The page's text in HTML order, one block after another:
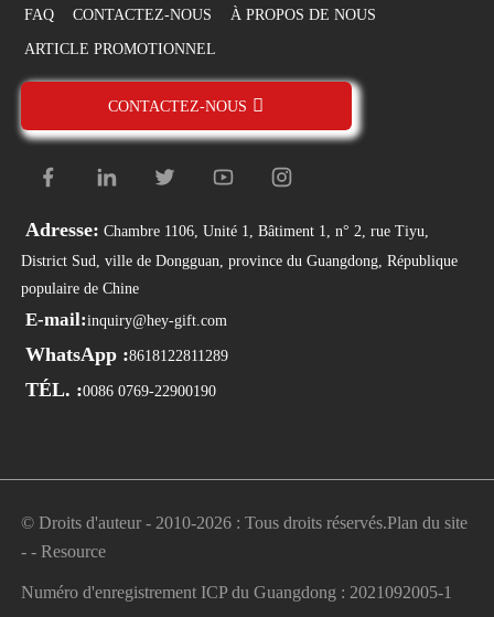
FAQ CONTACTEZ-NOUS À PROPOS DE NOUS
ARTICLE PROMOTIONNEL
CONTACTEZ-NOUS
Adresse: Chambre 1106, Unité 1, Bâtiment 1, n° 2, rue Tiyu,
District Sud, ville de Dongguan, province du Guangdong, République
populaire de Chine
E-mail:inquiry@hey-gift.com
WhatsApp :8618122811289
TÉL. :0086 0769-22900190
© Droits d'auteur - 2010-2026 : Tous droits réservés.Plan du site
- - Resource
Numéro d'enregistrement ICP du Guangdong : 2021092005-1